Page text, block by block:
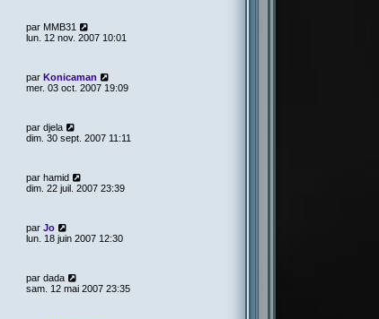
par MMB31
lun. 12 nov. 2007 10:01
par Konicaman
mer. 03 oct. 2007 19:09
par djela
dim. 30 sept. 2007 11:11
par hamid
dim. 22 juil. 2007 23:39
par Jo
lun. 18 juin 2007 12:30
par dada
sam. 12 mai 2007 23:35